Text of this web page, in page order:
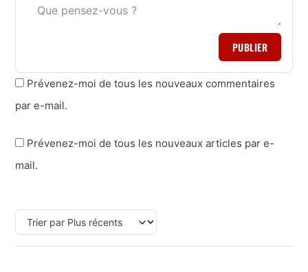
PUBLIER
Prévenez-moi de tous les nouveaux commentaires
par e-mail.
Prévenez-moi de tous les nouveaux articles par e-
mail.